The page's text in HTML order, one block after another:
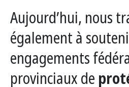
Aujourd’hui, nous
également à
engagements
provinciaux de